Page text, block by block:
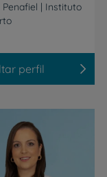
Penafiel | Instituto
perfil